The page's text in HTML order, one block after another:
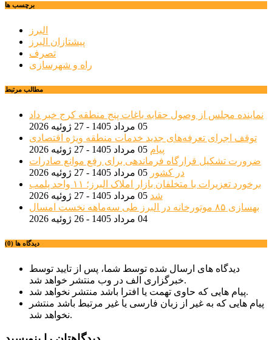
برچسب ها
البرز
پیشتازان البرز
تصرف
راه و شهرسازی
مطالب مرتبط
نماینده مجلس از وصول حقابه باغات پنج منطقه کرج خبر داد
05 مرداد 1405 - 27 ژوئیه 2026
توقف اجرای تعرفه‌های جدید خدمات منطقه ویژه اقتصادی
پیام 05 مرداد 1405 - 27 ژوئیه 2026
ضرورت تشکیل قرارگاه فرماندهی برای رفع موانع صادرات
در کشور 05 مرداد 1405 - 27 ژوئیه 2026
برخورد تعزیرات با متخلفان بازار املاک البرز؛ ۱۱ واحد پلمب
شد 05 مرداد 1405 - 27 ژوئیه 2026
بهسازی ۸۵ موتورخانه در البرز طی سه‌ماهه نخست امسال
04 مرداد 1405 - 26 ژوئیه 2026
دیدگاه ها (0)
دیدگاه های ارسال شده توسط شما، پس از تایید توسط
خبرگزاری الف در وب منتشر خواهد شد.
پیام هایی که حاوی تهمت یا افترا باشد منتشر نخواهد شد.
پیام هایی که به غیر از زبان فارسی یا غیر مرتبط باشد منتشر
نخواهد شد.